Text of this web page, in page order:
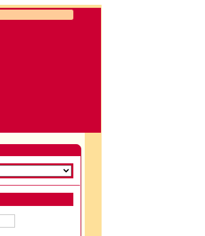
23 maggio al 7 giugno 2026 si